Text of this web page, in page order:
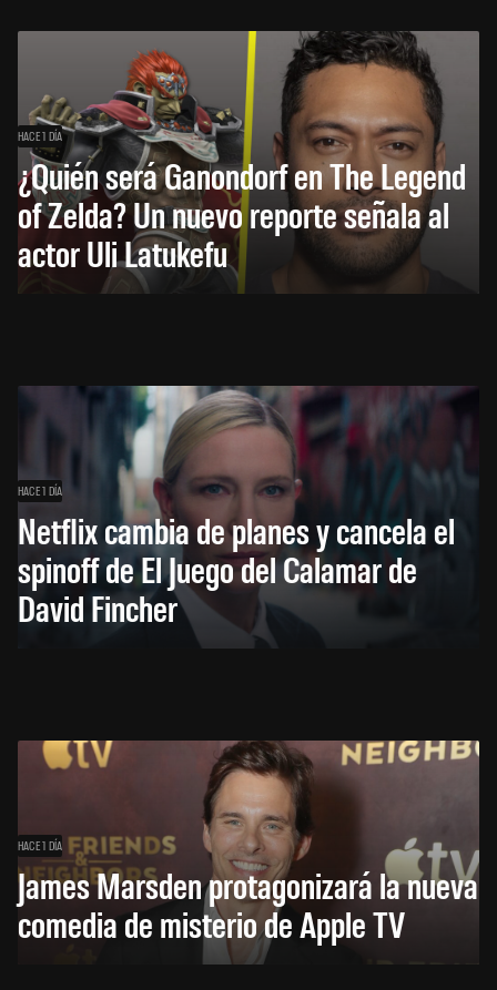
HACE 1 DÍA
¿Quién será Ganondorf en The Legend
of Zelda? Un nuevo reporte señala al
actor Uli Latukefu
HACE 1 DÍA
Netflix cambia de planes y cancela el
spinoff de El Juego del Calamar de
David Fincher
HACE 1 DÍA
James Marsden protagonizará la nueva
comedia de misterio de Apple TV